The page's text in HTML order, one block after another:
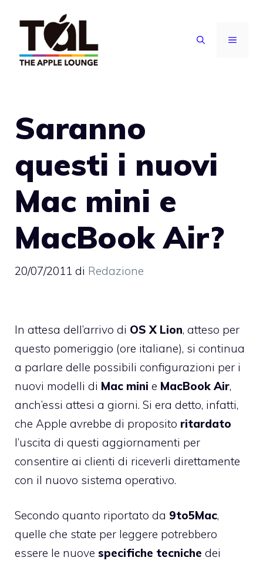
contenuto
MENU
Saranno
questi i nuovi
Mac mini e
MacBook Air?
20/07/2011 di Redazione
In attesa dell’arrivo di OS X Lion, atteso per
questo pomeriggio (ore italiane), si continua
a parlare delle possibili configurazioni per i
nuovi modelli di Mac mini e MacBook Air,
anch’essi attesi a giorni. Si era detto, infatti,
che Apple avrebbe di proposito ritardato
l’uscita di questi aggiornamenti per
consentire ai clienti di riceverli direttamente
con il nuovo sistema operativo.
Secondo quanto riportato da 9to5Mac,
quelle che state per leggere potrebbero
essere le nuove specifiche tecniche dei